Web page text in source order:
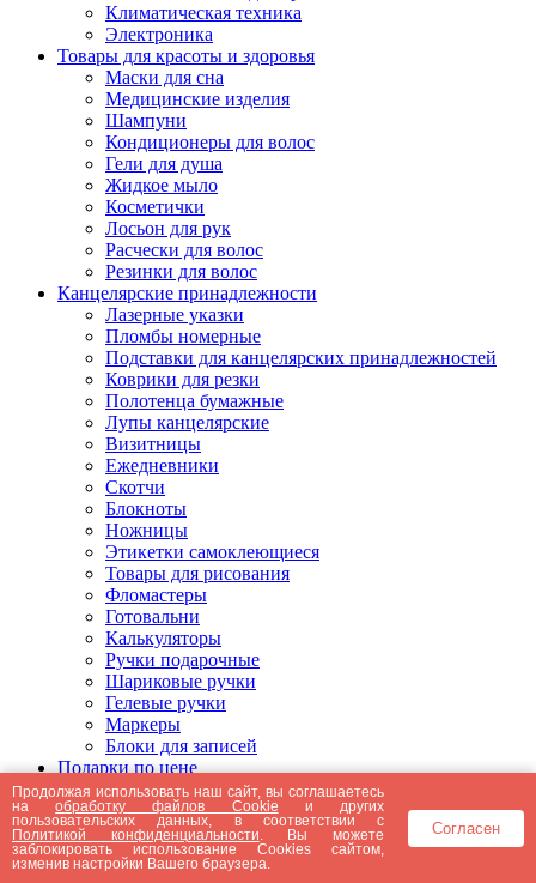
Климатическая техника
Электроника
Товары для красоты и здоровья
Маски для сна
Медицинские изделия
Шампуни
Кондиционеры для волос
Гели для душа
Жидкое мыло
Косметички
Лосьон для рук
Расчески для волос
Резинки для волос
Канцелярские принадлежности
Лазерные указки
Пломбы номерные
Подставки для канцелярских принадлежностей
Коврики для резки
Полотенца бумажные
Лупы канцелярские
Визитницы
Ежедневники
Скотчи
Блокноты
Ножницы
Этикетки самоклеющиеся
Товары для рисования
Фломастеры
Готовальни
Калькуляторы
Ручки подарочные
Шариковые ручки
Гелевые ручки
Маркеры
Блоки для записей
Подарки по цене
Подарки от 5000 рублей
Подарки до 5000 рублей
Подарки до 3000 рублей
Подарки до 2000 рублей
Подарки до 1000 рублей
Продолжая использовать наш сайт, вы соглашаетесь
наобработку файлов Cookie и других
пользовательских данных, в соответствии с
Политикой конфиденциальности . Вы можете
заблокировать использование Cookies сайтом,
изменив настройки Вашего браузера.
Согласен